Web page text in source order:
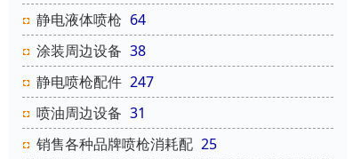
静电液体喷枪 64
涂装周边设备 38
静电喷枪配件 247
喷油周边设备 31
销售各种品牌喷枪消耗配 25